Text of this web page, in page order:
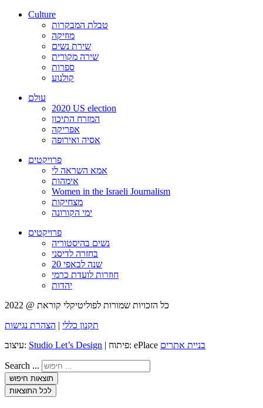
Culture
טבלת המבקרות
מוזיקה
שירת נשים
שירה מקורית
ספרות
קולנוע
עולם
2020 US election
המזרח התיכון
אפריקה
אסיה ואירופה
פרויקטים
אמא השראה לי
אימהות
Women in the Israeli Journalism
מצחיקות
ימי הקורונה
פרויקטים
נשים בהיסטוריה
בחזרה לדיסני
20 שנה לבאפי
חוזרות לועדת כרמי
יהדות
תקנון כללי | הצהרת נגישות
עיצוב: Studio Let’s Design | פיתוח: ePlace בניית אתרים
Search ...
תוצאות חיפוש
לכל התוצאות